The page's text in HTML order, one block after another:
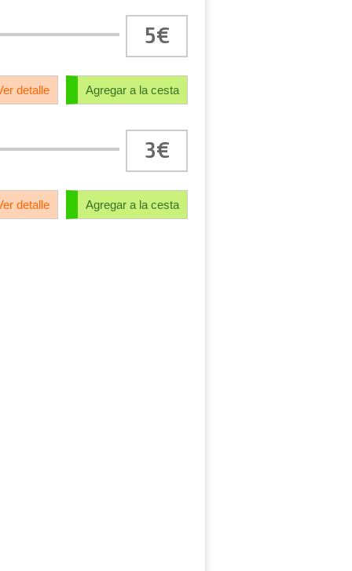
5€
Agregar a la cesta
detalle
3€
Agregar a la cesta
detalle